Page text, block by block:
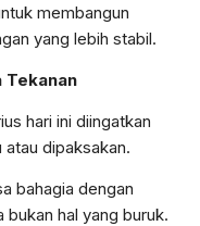
membangun
yang lebih stabil.
Tekanan
hari ini diingatkan
dipaksakan.
bahagia dengan
bukan hal yang buruk.